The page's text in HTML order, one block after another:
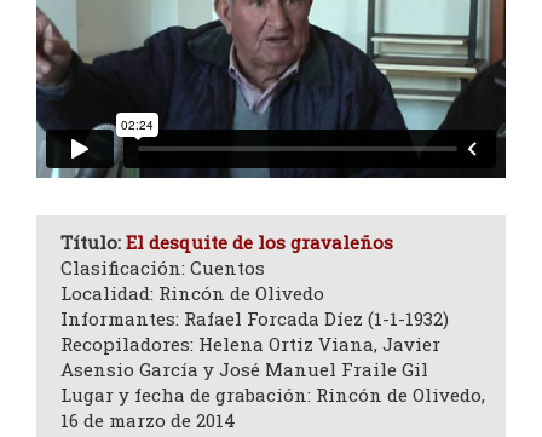
Título: El desquite de los gravaleños
Clasificación: Cuentos
Localidad: Rincón de Olivedo
Informantes: Rafael Forcada Díez (1-1-1932)
Recopiladores: Helena Ortiz Viana, Javier
Asensio García y José Manuel Fraile Gil
Lugar y fecha de grabación: Rincón de Olivedo,
16 de marzo de 2014